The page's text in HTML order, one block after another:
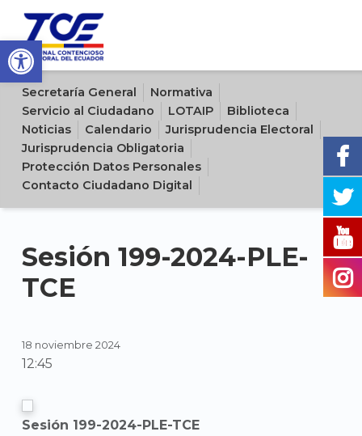
Open toolbar
Sitio oficial del Tribunal Contencioso Electoral del Ecuador
Secretaría General
Normativa
Servicio al Ciudadano
LOTAIP
Biblioteca
Noticias
Calendario
Jurisprudencia Electoral
Jurisprudencia Obligatoria
Protección Datos Personales
Contacto Ciudadano Digital
Sesión 199-2024-PLE-
TCE
18 noviembre 2024
12:45
Sesión 199-2024-PLE-TCE